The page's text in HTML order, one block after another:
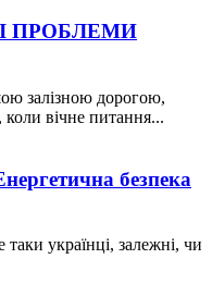
ПРОБЛЕМИ
залізною дорогою,
вічне питання...
безпека
українці, залежні, чи